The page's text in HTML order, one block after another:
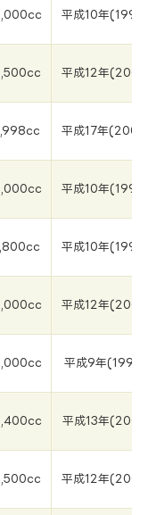
平成10年(1999
平成12年(2001
平成17年(2005
平成10年(1998
平成10年(1998
平成12年(2001
平成9年(1998
平成13年(2001
平成12年(2001